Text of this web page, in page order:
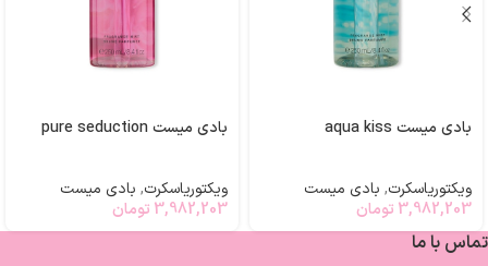
بادی میست aqua kiss
ویکتوریاسکرت, بادی میست
3,982,203 تومان
بادی میست pure seduction
ویکتوریاسکرت, بادی میست
3,982,203 تومان
تماس با ما